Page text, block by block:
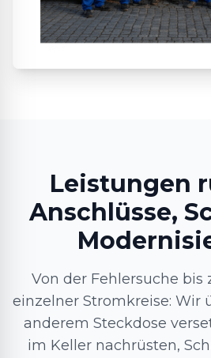
Leistungen
Anschlüsse,
Von der Fehlersuche bis
einzelner Stromkreise: Wir
anderem Steckdose
im Keller nachrüsten,